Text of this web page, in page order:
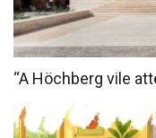
“A Höchberg vile